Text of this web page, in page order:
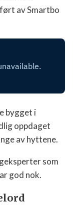
av
bygget i
oppdaget
av